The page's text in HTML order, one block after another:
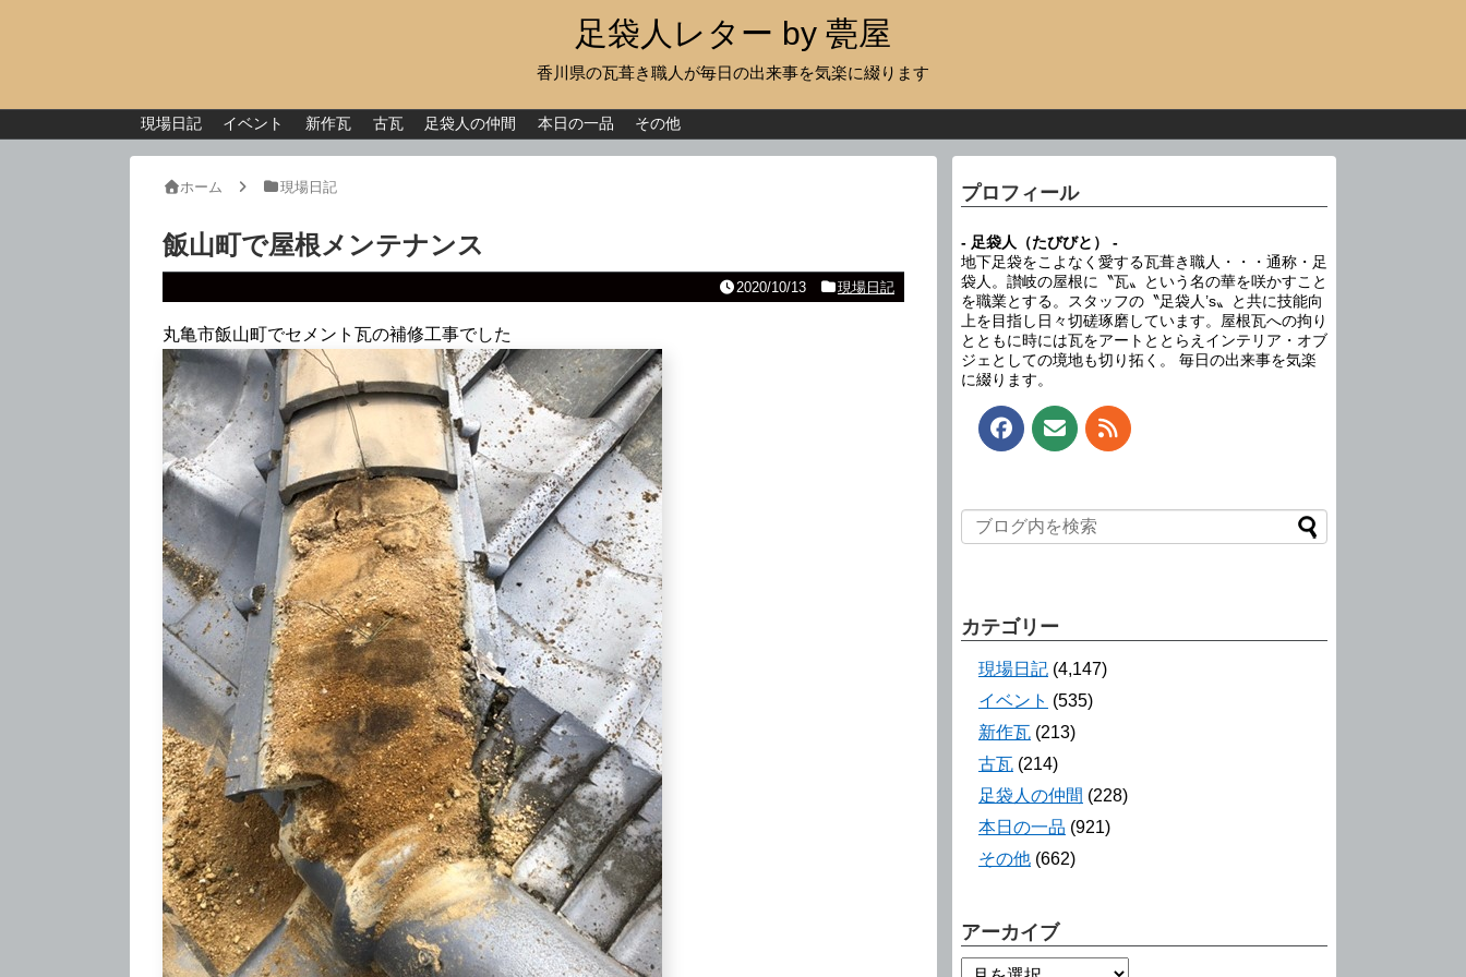
足袋人レター by 甍屋
香川県の瓦葺き職人が毎日の出来事を気楽に綴ります
現場日記 イベント 新作瓦 古瓦 足袋人の仲間 本日の一品 その他
ホーム 現場日記
飯山町で屋根メンテナンス
2020/10/13 現場日記
丸亀市飯山町でセメント瓦の補修工事でした
プロフィール
- 足袋人（たびびと） -
地下足袋をこよなく愛する瓦葺き職人・・・通称・足
袋人。讃岐の屋根に〝瓦〟という名の華を咲かすこと
を職業とする。スタッフの〝足袋人’s〟と共に技能向
上を目指し日々切磋琢磨しています。屋根瓦への拘り
とともに時には瓦をアートととらえインテリア・オブ
ジェとしての境地も切り拓く。 毎日の出来事を気楽
に綴ります。
カテゴリー
現場日記 (4,147)
イベント (535)
新作瓦 (213)
古瓦 (214)
足袋人の仲間 (228)
本日の一品 (921)
その他 (662)
アーカイブ
現場日記
イベント
本日の一品
その他